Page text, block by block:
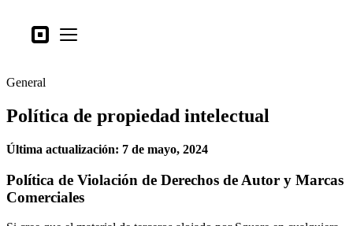
SquareOpen menu
Tipos de negocio
Hardware
Precios
Lo último
Iniciar sesión
General
Política de propiedad intelectual
Última actualización: 7 de mayo, 2024
Política de Violación de Derechos de Autor y Marcas
Comerciales